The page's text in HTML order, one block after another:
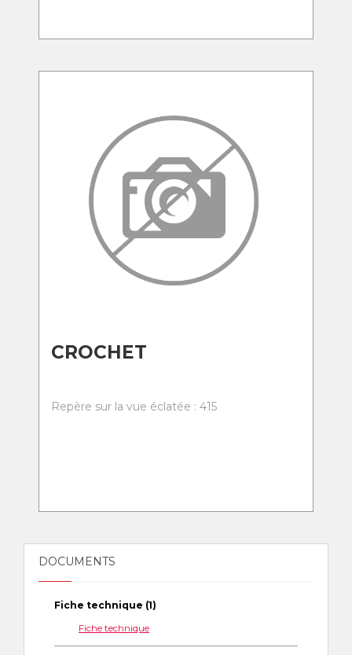
CROCHET
Repère sur la vue éclatée : 415
DOCUMENTS
Fiche technique (1)
Fiche technique